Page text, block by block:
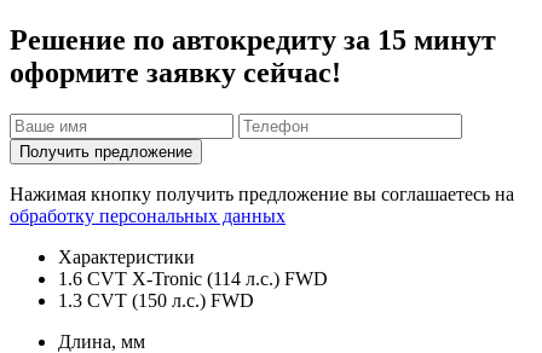
Решение по автокредиту за 15 минут
оформите заявку сейчас!
Получить предложение
Нажимая кнопку получить предложение вы соглашаетесь на
обработку персональных данных
Характеристики
1.6 CVT X-Tronic (114 л.с.) FWD
1.3 CVT (150 л.с.) FWD
Длина, мм